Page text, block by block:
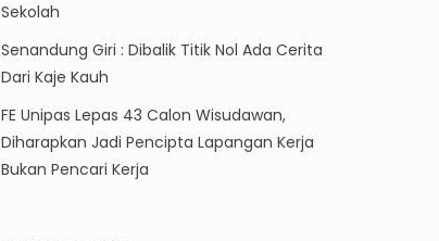
Sekolah
Senandung Giri : Dibalik Titik Nol Ada Cerita
Dari Kaje Kauh
FE Unipas Lepas 43 Calon Wisudawan,
Diharapkan Jadi Pencipta Lapangan Kerja
Bukan Pencari Kerja